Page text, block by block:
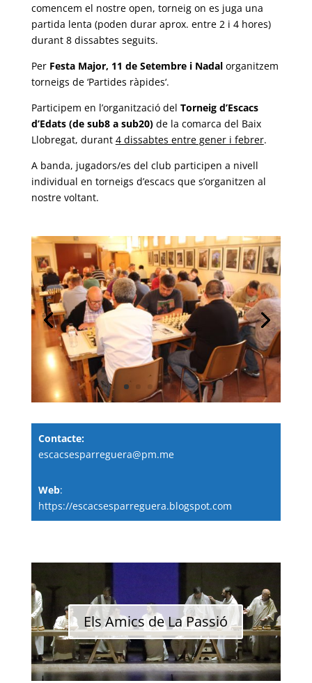
comencem el nostre open, torneig on es juga una
partida lenta (poden durar aprox. entre 2 i 4 hores)
durant 8 dissabtes seguits.
Per Festa Major, 11 de Setembre i Nadal organitzem
torneigs de ‘Partides ràpides‘.
Participem en l’organització del Torneig d’Escacs
d’Edats (de sub8 a sub20)de la comarca del Baix
Llobregat, durant 4 dissabtes entre gener i febrer.
A banda, jugadors/es del club participen a nivell
individual en torneigs d’escacs que s’organitzen al
nostre voltant.
Contacte:
escacsesparreguera@pm.me
Web:
https://escacsesparreguera.blogspot.com
Els Amics de La Passió